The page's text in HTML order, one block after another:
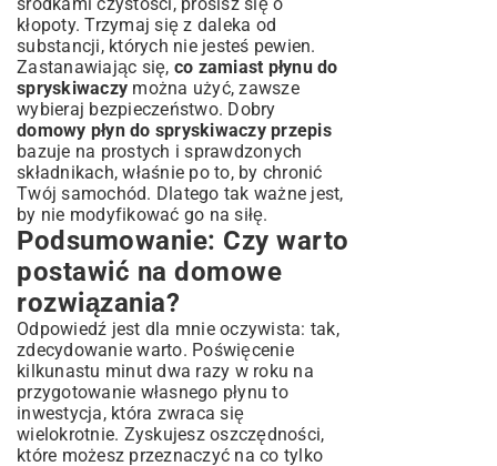
kłopoty. Trzymaj się z daleka od
substancji, których nie jesteś pewien.
Zastanawiając się, co zamiast płynu do
spryskiwaczy można użyć, zawsze
wybieraj bezpieczeństwo. Dobry
domowy płyn do spryskiwaczy przepis
bazuje na prostych i sprawdzonych
składnikach, właśnie po to, by chronić
Twój samochód. Dlatego tak ważne jest,
by nie modyfikować go na siłę.
Podsumowanie: Czy warto
postawić na domowe
rozwiązania?
Odpowiedź jest dla mnie oczywista: tak,
zdecydowanie warto. Poświęcenie
kilkunastu minut dwa razy w roku na
przygotowanie własnego płynu to
inwestycja, która zwraca się
wielokrotnie. Zyskujesz oszczędności,
które możesz przeznaczyć na co tylko